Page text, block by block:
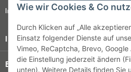
Wie wir Cookies & Co
Durch Klicken auf „Alle
Einsatz folgender Dienste auf
Vimeo, ReCaptcha, Brevo,
die Einstellung jederzeit ändern
unten). Weitere Details finden Sie
Impressum
Informationen
Bezahlung & Versand